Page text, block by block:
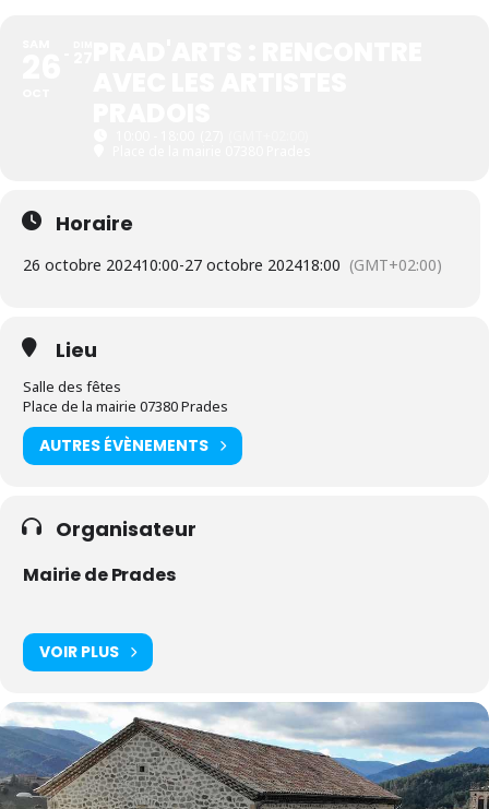
Horaire
26 octobre 202410:00-27 octobre 202418:00 (GMT+02:00)
Lieu
Salle des fêtes
Place de la mairie 07380 Prades
AUTRES ÉVÈNEMENTS
Organisateur
Mairie de Prades
VOIR PLUS